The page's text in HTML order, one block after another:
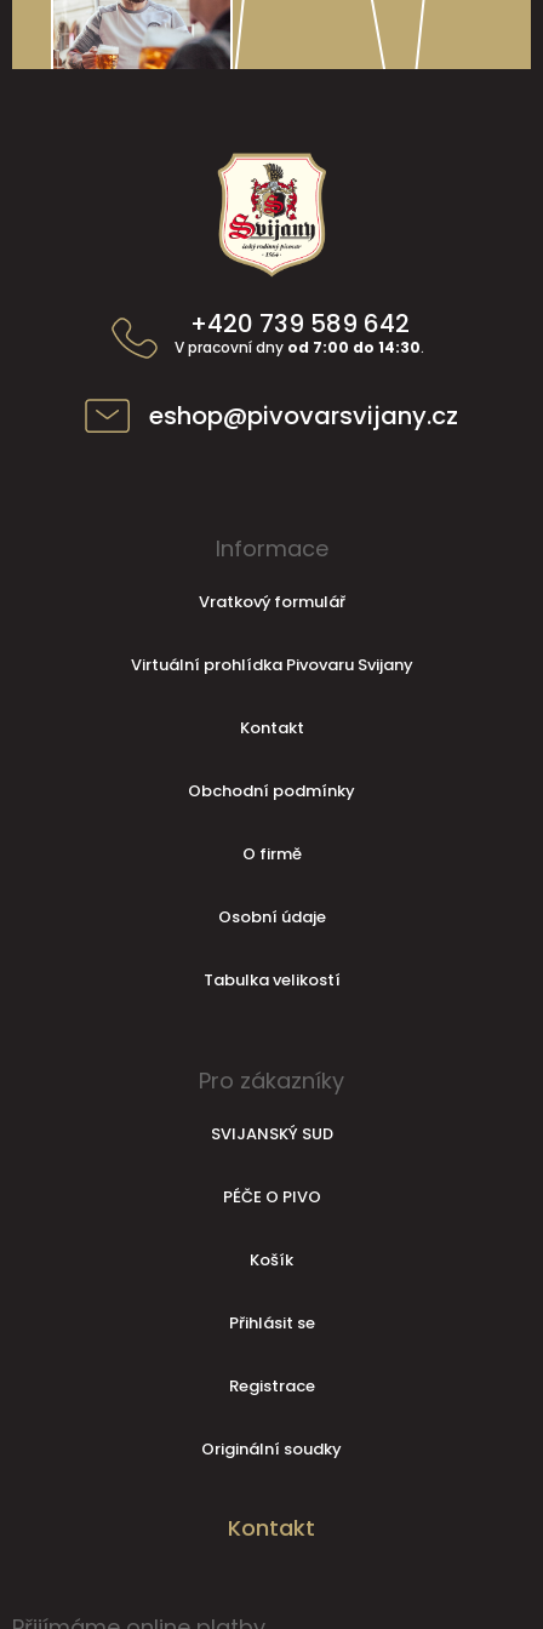
+420 739 589 642
V pracovní dny od 7:00 do 14:30.
eshop@pivovarsvijany.cz
Informace
Vratkový formulář
Virtuální prohlídka Pivovaru Svijany
Kontakt
Obchodní podmínky
O firmě
Osobní údaje
Tabulka velikostí
Pro zákazníky
SVIJANSKÝ SUD
PÉČE O PIVO
Košík
Přihlásit se
Registrace
Originální soudky
Kontakt